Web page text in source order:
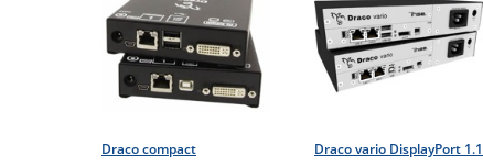
Draco compact
Draco vario DisplayPort 1.1